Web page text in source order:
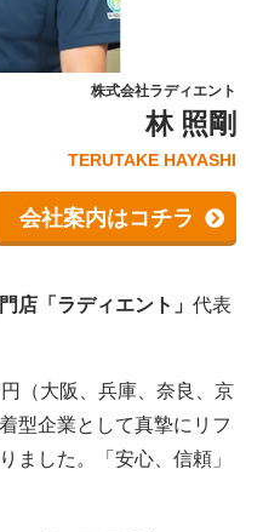
株式会社ラディエント
林 照剛
TERUTAKE HAYASHI
会社案内はコチラ
店「ラディエント」代表
円（大阪、兵庫、奈良、京
型企業として真摯にリフ
ました。「安心、信頼」